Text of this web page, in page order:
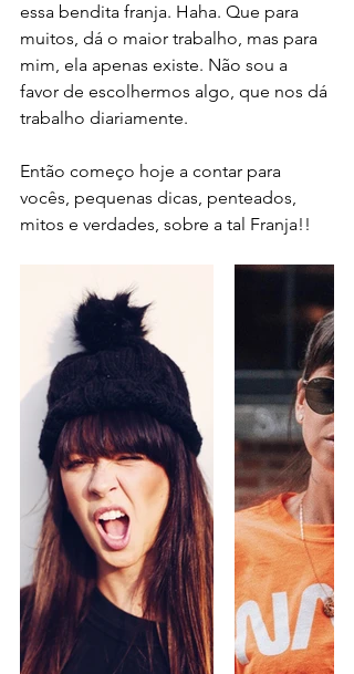
essa bendita franja. Haha. Que para
muitos, dá o maior trabalho, mas para
mim, ela apenas existe. Não sou a
favor de escolhermos algo, que nos dá
trabalho diariamente.
Então começo hoje a contar para
vocês, pequenas dicas, penteados,
mitos e verdades, sobre a tal Franja!!